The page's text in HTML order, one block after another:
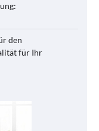
den
für Ihr